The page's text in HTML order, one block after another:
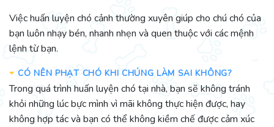
Việc huấn luyện chó cảnh thường xuyên giúp cho chú chó của
bạn luôn nhạy bén, nhanh nhẹn và quen thuộc với các mệnh
lệnh từ bạn.
CÓ NÊN PHẠT CHÓ KHI CHÚNG LÀM SAI KHÔNG?
Trong quá trình huấn luyện chó tại nhà, bạn sẽ không tránh
khỏi những lúc bực mình vì mãi không thực hiện được, hay
không hợp tác và bạn có thể không kiềm chế được cảm xúc